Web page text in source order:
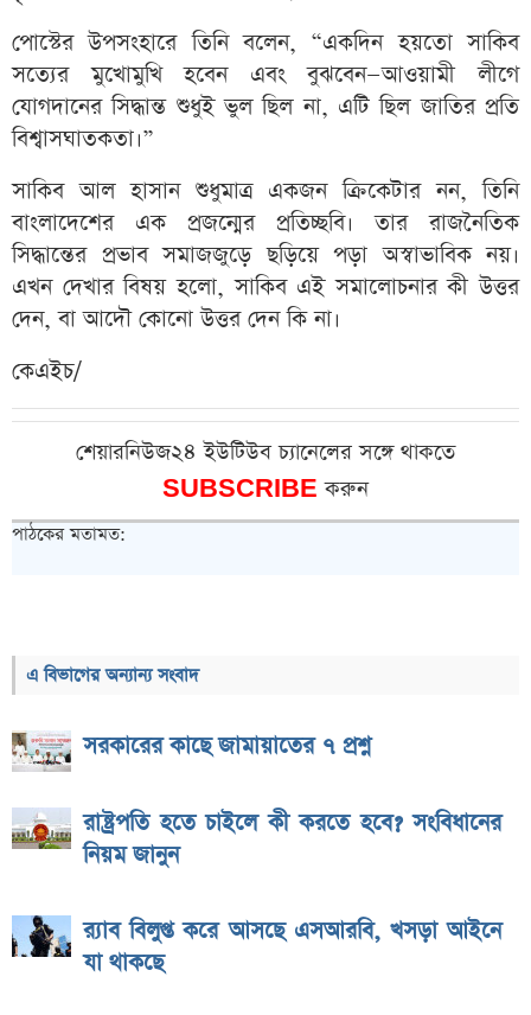
পোস্টের উপসংহারে তিনি বলেন, “একদিন হয়তো সাকিব
সত্যের মুখোমুখি হবেন এবং বুঝবেন—আওয়ামী লীগে
যোগদানের সিদ্ধান্ত শুধুই ভুল ছিল না, এটি ছিল জাতির প্রতি
বিশ্বাসঘাতকতা।”
সাকিব আল হাসান শুধুমাত্র একজন ক্রিকেটার নন, তিনি
বাংলাদেশের এক প্রজন্মের প্রতিচ্ছবি। তার রাজনৈতিক
সিদ্ধান্তের প্রভাব সমাজজুড়ে ছড়িয়ে পড়া অস্বাভাবিক নয়।
এখন দেখার বিষয় হলো, সাকিব এই সমালোচনার কী উত্তর
দেন, বা আদৌ কোনো উত্তর দেন কি না।
কেএইচ/
শেয়ারনিউজ২৪ ইউটিউব চ্যানেলের সঙ্গে থাকতে
SUBSCRIBEকরুন
পাঠকের মতামত:
এ বিভাগের অন্যান্য সংবাদ
সরকারের কাছে জামায়াতের ৭ প্রশ্ন
রাষ্ট্রপতি হতে চাইলে কী করতে হবে? সংবিধানের
নিয়ম জানুন
র‌্যাব বিলুপ্ত করে আসছে এসআরবি, খসড়া আইনে
যা থাকছে